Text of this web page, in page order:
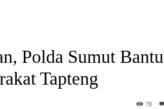
Polda Sumut Bantu
Tapteng
70